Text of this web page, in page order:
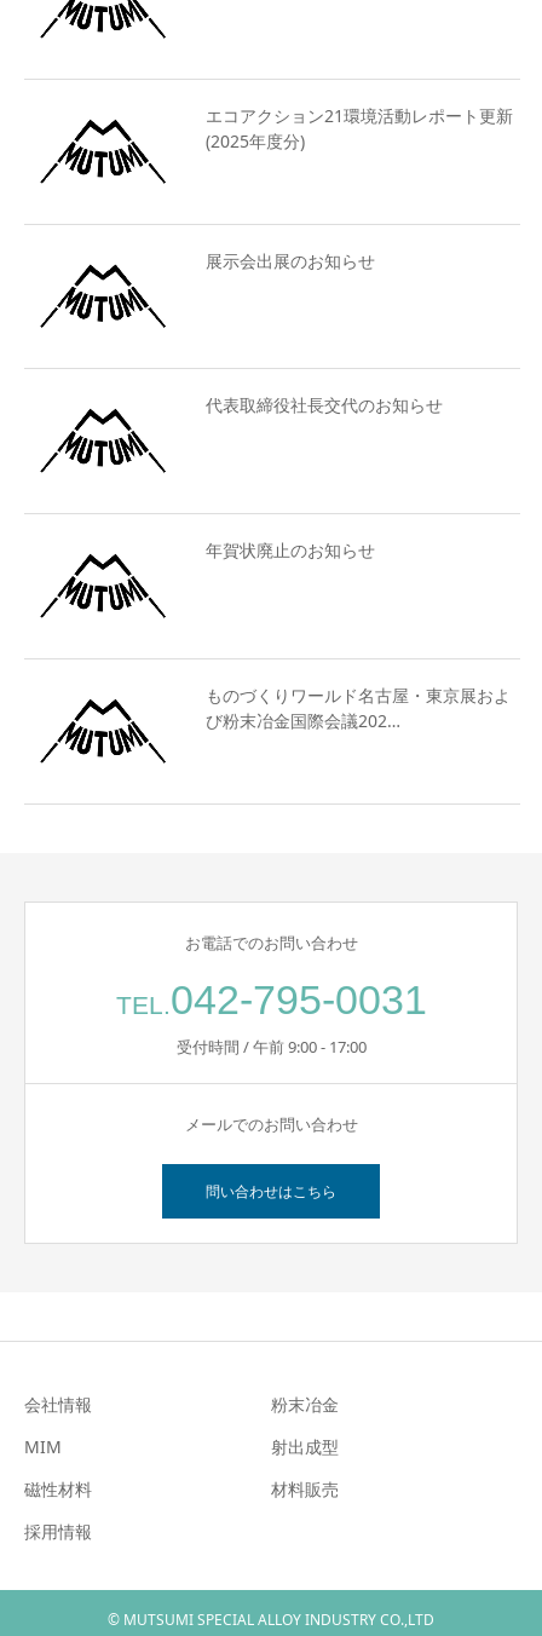
エコアクション21環境活動レポート更新
(2025年度分)
展示会出展のお知らせ
代表取締役社長交代のお知らせ
年賀状廃止のお知らせ
ものづくりワールド名古屋・東京展およ
び粉末冶金国際会議202…
お電話でのお問い合わせ
TEL.042-795-0031
受付時間 / 午前 9:00 - 17:00
メールでのお問い合わせ
問い合わせはこちら
会社情報
粉末冶金
MIM
射出成型
磁性材料
材料販売
採用情報
© MUTSUMI SPECIAL ALLOY INDUSTRY CO.,LTD